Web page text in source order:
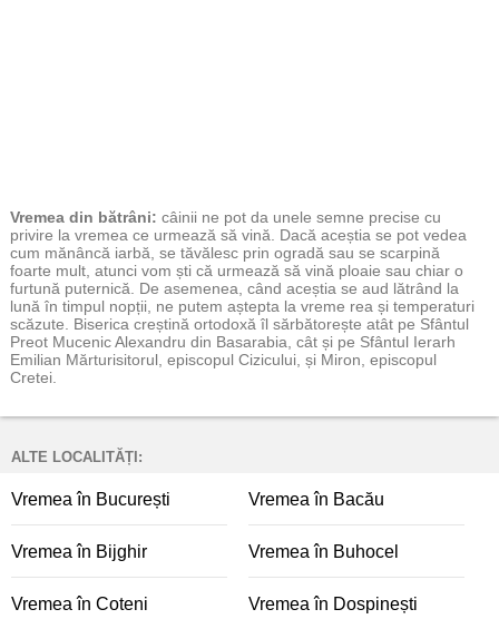
Vremea din bătrâni: câinii ne pot da unele semne precise cu
privire la vremea ce urmează să vină. Dacă aceștia se pot vedea
cum mănâncă iarbă, se tăvălesc prin ogradă sau se scarpină
foarte mult, atunci vom ști că urmează să vină ploaie sau chiar o
furtună puternică. De asemenea, când aceștia se aud lătrând la
lună în timpul nopții, ne putem aștepta la vreme rea și temperaturi
scăzute. Biserica creștină ortodoxă îl sărbătorește atât pe Sfântul
Preot Mucenic Alexandru din Basarabia, cât și pe Sfântul Ierarh
Emilian Mărturisitorul, episcopul Cizicului, și Miron, episcopul
Cretei.
ALTE LOCALITĂȚI:
Vremea în București Vremea în Bacău
Vremea în Bijghir Vremea în Buhocel
Vremea în Coteni Vremea în Dospinești